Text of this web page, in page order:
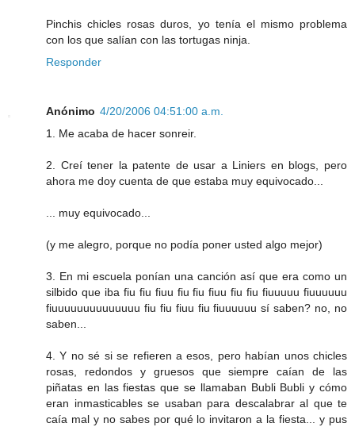
Pinchis chicles rosas duros, yo tenía el mismo problema
con los que salían con las tortugas ninja.
Responder
Anónimo 4/20/2006 04:51:00 a.m.
1. Me acaba de hacer sonreir.
2. Creí tener la patente de usar a Liniers en blogs, pero
ahora me doy cuenta de que estaba muy equivocado...
... muy equivocado...
(y me alegro, porque no podía poner usted algo mejor)
3. En mi escuela ponían una canción así que era como un
silbido que iba fiu fiu fiuu fiu fiu fiuu fiu fiu fiuuuuu fiuuuuuu
fiuuuuuuuuuuuuuu fiu fiu fiuu fiu fiuuuuuu sí saben? no, no
saben...
4. Y no sé si se refieren a esos, pero habían unos chicles
rosas, redondos y gruesos que siempre caían de las
piñatas en las fiestas que se llamaban Bubli Bubli y cómo
eran inmasticables se usaban para descalabrar al que te
caía mal y no sabes por qué lo invitaron a la fiesta... y pus